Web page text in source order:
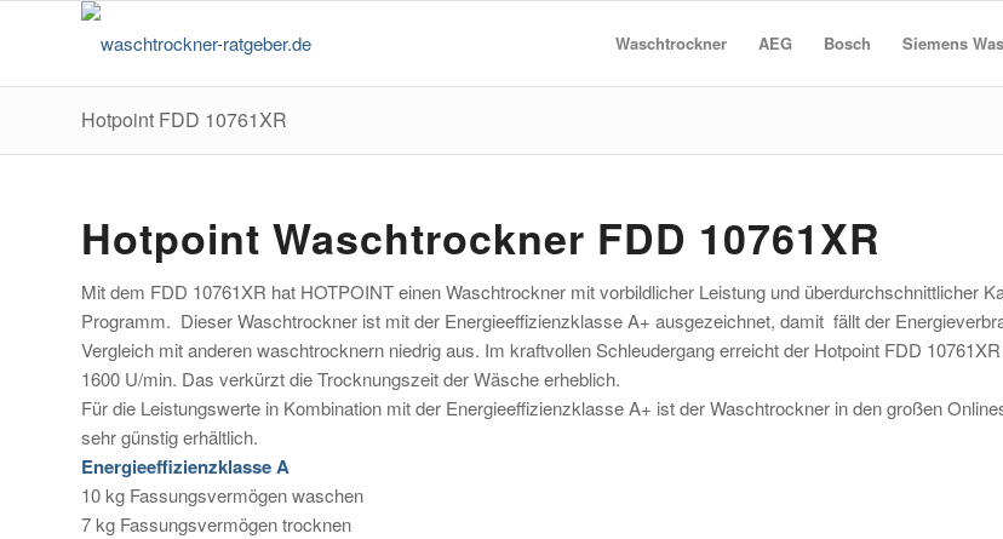
Waschtrockner AEG Bosch Siemens
Hotpoint FDD 10761XR
Hotpoint Waschtrockner FDD 10761XR
Mit dem FDD 10761XR hat HOTPOINT einen Waschtrockner mit vorbildlicher Leistung und überdurchschnittlicher
Programm. Dieser Waschtrockner ist mit der Energieeffizienzklasse A+ ausgezeichnet, damit fällt der
Vergleich mit anderen waschtrocknern niedrig aus. Im kraftvollen Schleudergang erreicht der Hotpoint FDD
1600 U/min. Das verkürzt die Trocknungszeit der Wäsche erheblich.
Für die Leistungswerte in Kombination mit der Energieeffizienzklasse A+ ist der Waschtrockner in den großen
sehr günstig erhältlich.
Energieeffizienzklasse A
10 kg Fassungsvermögen waschen
7 kg Fassungsvermögen trocknen